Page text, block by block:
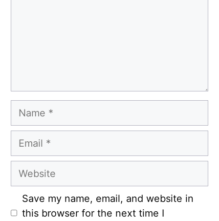
Name
Email
Website
Save my name, email, and website in
this browser for the next time I